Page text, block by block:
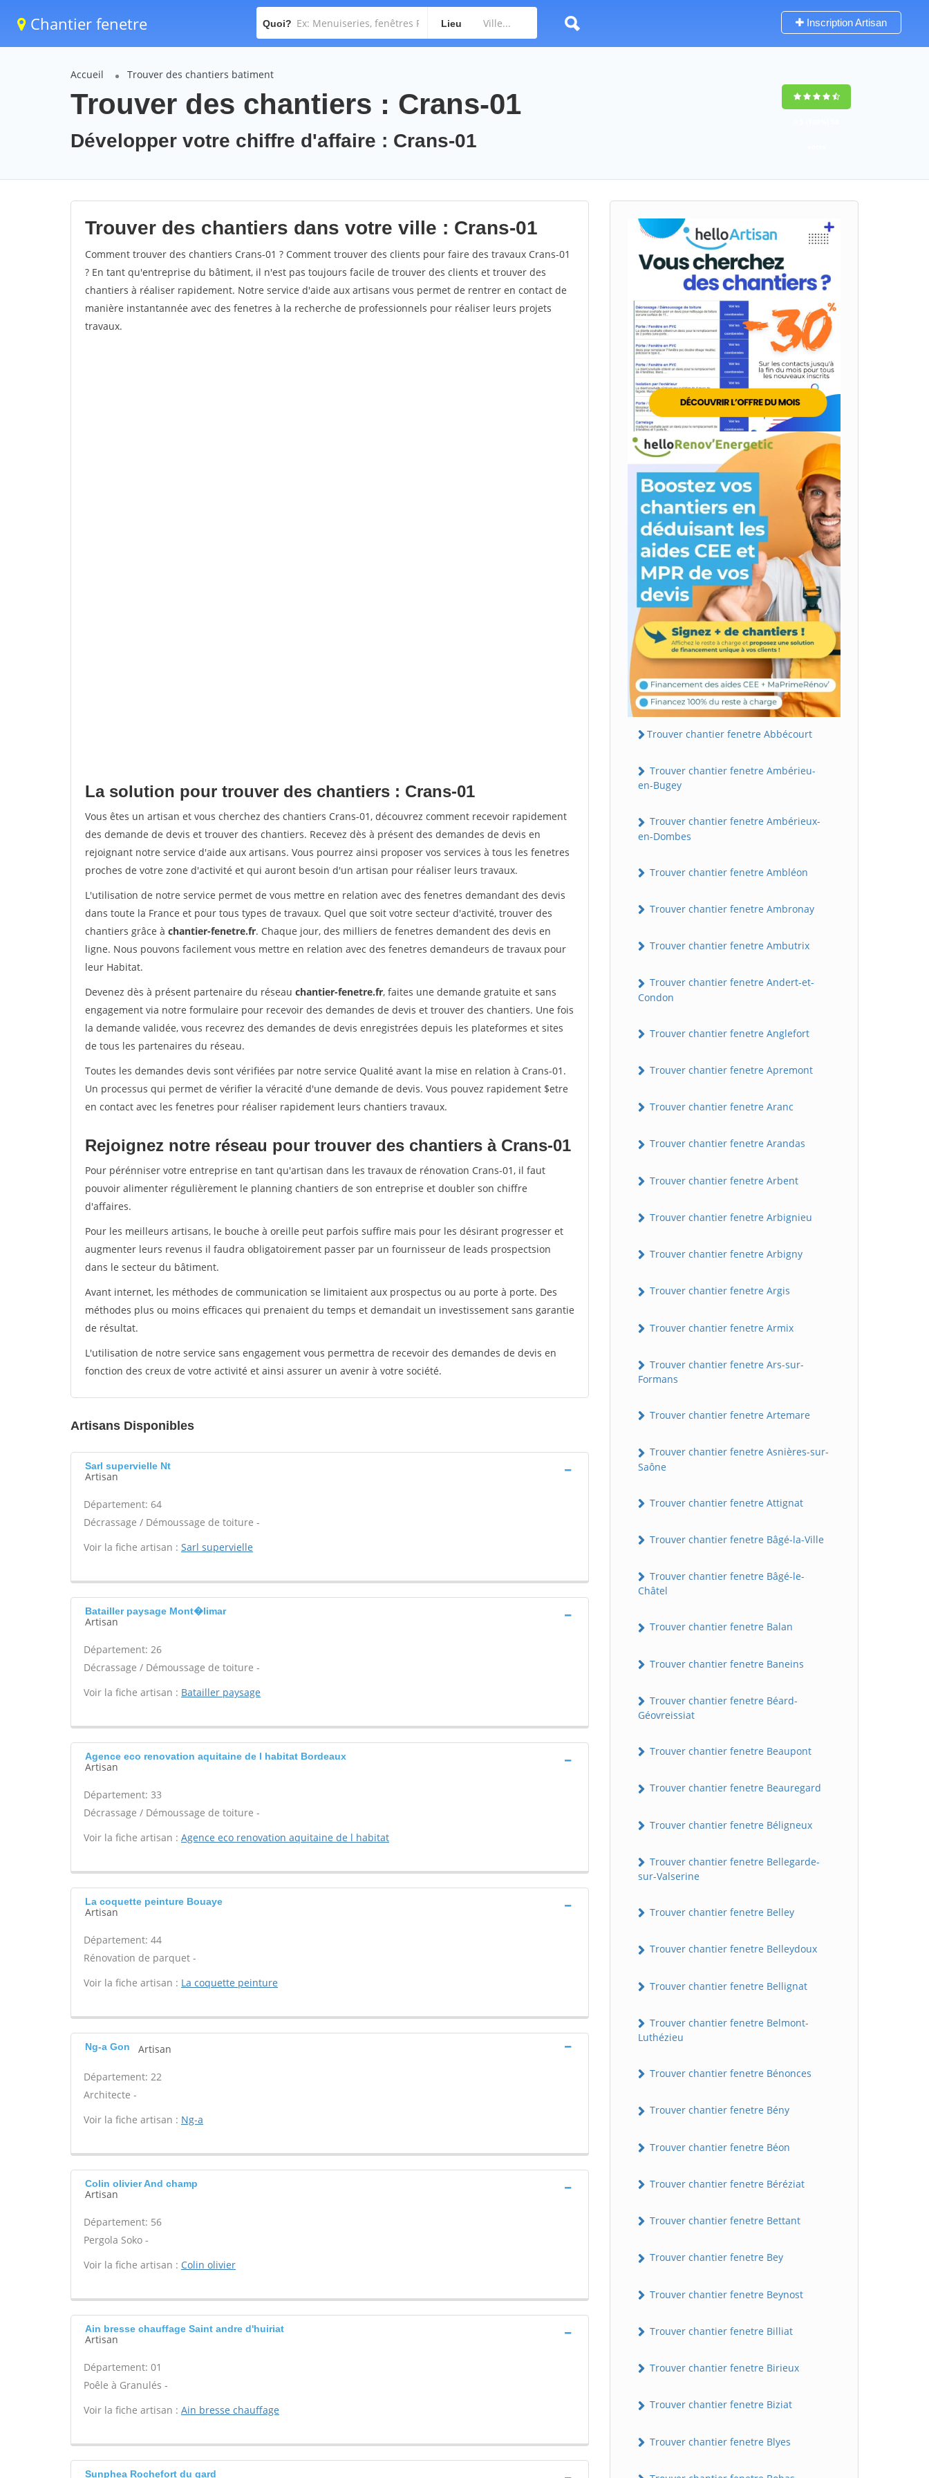
Chantier fenetre Quoi? Lieu Inscription Artisan
Accueil Trouver des chantiers batiment
Trouver des chantiers : Crans-01
Développer votre chiffre d'affaire : Crans-01
Trouver des chantiers dans votre ville : Crans-01
Comment trouver des chantiers Crans-01 ? Comment trouver des clients pour faire des travaux Crans-01
? En tant qu'entreprise du bâtiment, il n'est pas toujours facile de trouver des clients et trouver des
chantiers à réaliser rapidement. Notre service d'aide aux artisans vous permet de rentrer en contact de
manière instantannée avec des fenetres à la recherche de professionnels pour réaliser leurs projets
travaux.
La solution pour trouver des chantiers : Crans-01
Vous êtes un artisan et vous cherchez des chantiers Crans-01, découvrez comment recevoir rapidement
des demande de devis et trouver des chantiers. Recevez dès à présent des demandes de devis en
rejoignant notre service d'aide aux artisans. Vous pourrez ainsi proposer vos services à tous les fenetres
proches de votre zone d'activité et qui auront besoin d'un artisan pour réaliser leurs travaux.
L'utilisation de notre service permet de vous mettre en relation avec des fenetres demandant des devis
dans toute la France et pour tous types de travaux. Quel que soit votre secteur d'activité, trouver des
chantiers grâce à chantier-fenetre.fr. Chaque jour, des milliers de fenetres demandent des devis en
ligne. Nous pouvons facilement vous mettre en relation avec des fenetres demandeurs de travaux pour
leur Habitat.
Devenez dès à présent partenaire du réseau chantier-fenetre.fr, faites une demande gratuite et sans
engagement via notre formulaire pour recevoir des demandes de devis et trouver des chantiers. Une fois
la demande validée, vous recevrez des demandes de devis enregistrées depuis les plateformes et sites
de tous les partenaires du réseau.
Toutes les demandes devis sont vérifiées par notre service Qualité avant la mise en relation à Crans-01.
Un processus qui permet de vérifier la véracité d'une demande de devis. Vous pouvez rapidement $etre
en contact avec les fenetres pour réaliser rapidement leurs chantiers travaux.
Rejoignez notre réseau pour trouver des chantiers à Crans-01
Pour pérénniser votre entreprise en tant qu'artisan dans les travaux de rénovation Crans-01, il faut
pouvoir alimenter régulièrement le planning chantiers de son entreprise et doubler son chiffre
d'affaires.
Pour les meilleurs artisans, le bouche à oreille peut parfois suffire mais pour les désirant progresser et
augmenter leurs revenus il faudra obligatoirement passer par un fournisseur de leads prospectsion
dans le secteur du bâtiment.
Avant internet, les méthodes de communication se limitaient aux prospectus ou au porte à porte. Des
méthodes plus ou moins efficaces qui prenaient du temps et demandait un investissement sans garantie
de résultat.
L'utilisation de notre service sans engagement vous permettra de recevoir des demandes de devis en
fonction des creux de votre activité et ainsi assurer un avenir à votre société.
Artisans Disponibles
Sarl supervielle Nt
Artisan
Département: 64
Décrassage / Démoussage de toiture -
Voir la fiche artisan : Sarl supervielle
Batailler paysage Mont�limar
Artisan
Département: 26
Décrassage / Démoussage de toiture -
Voir la fiche artisan : Batailler paysage
Agence eco renovation aquitaine de l habitat Bordeaux
Artisan
Département: 33
Décrassage / Démoussage de toiture -
Voir la fiche artisan : Agence eco renovation aquitaine de l habitat
La coquette peinture Bouaye
Artisan
Département: 44
Rénovation de parquet -
Voir la fiche artisan : La coquette peinture
Ng-a Gon Artisan
Département: 22
Architecte -
Voir la fiche artisan : Ng-a
Colin olivier And champ
Artisan
Département: 56
Pergola Soko -
Voir la fiche artisan : Colin olivier
Ain bresse chauffage Saint andre d'huiriat
Artisan
Département: 01
Poêle à Granulés -
Voir la fiche artisan : Ain bresse chauffage
Sunphea Rochefort du gard
Trouver chantier fenetre Abbécourt
Trouver chantier fenetre Ambérieu-
en-Bugey
Trouver chantier fenetre Ambérieux-
en-Dombes
Trouver chantier fenetre Ambléon
Trouver chantier fenetre Ambronay
Trouver chantier fenetre Ambutrix
Trouver chantier fenetre Andert-et-
Condon
Trouver chantier fenetre Anglefort
Trouver chantier fenetre Apremont
Trouver chantier fenetre Aranc
Trouver chantier fenetre Arandas
Trouver chantier fenetre Arbent
Trouver chantier fenetre Arbignieu
Trouver chantier fenetre Arbigny
Trouver chantier fenetre Argis
Trouver chantier fenetre Armix
Trouver chantier fenetre Ars-sur-
Formans
Trouver chantier fenetre Artemare
Trouver chantier fenetre Asnières-sur-
Saône
Trouver chantier fenetre Attignat
Trouver chantier fenetre Bâgé-la-Ville
Trouver chantier fenetre Bâgé-le-
Châtel
Trouver chantier fenetre Balan
Trouver chantier fenetre Baneins
Trouver chantier fenetre Béard-
Géovreissiat
Trouver chantier fenetre Beaupont
Trouver chantier fenetre Beauregard
Trouver chantier fenetre Béligneux
Trouver chantier fenetre Bellegarde-
sur-Valserine
Trouver chantier fenetre Belley
Trouver chantier fenetre Belleydoux
Trouver chantier fenetre Bellignat
Trouver chantier fenetre Belmont-
Luthézieu
Trouver chantier fenetre Bénonces
Trouver chantier fenetre Bény
Trouver chantier fenetre Béon
Trouver chantier fenetre Béréziat
Trouver chantier fenetre Bettant
Trouver chantier fenetre Bey
Trouver chantier fenetre Beynost
Trouver chantier fenetre Billiat
Trouver chantier fenetre Birieux
Trouver chantier fenetre Biziat
Trouver chantier fenetre Blyes